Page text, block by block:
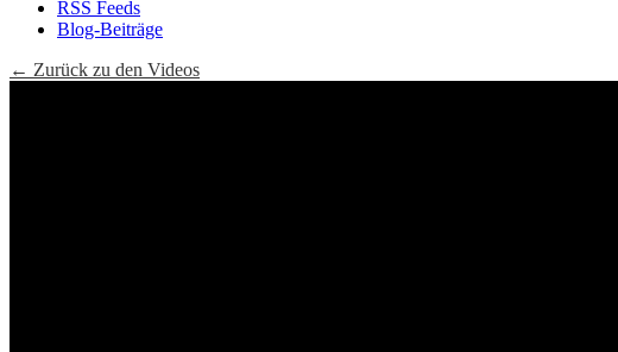
RSS Feeds
Blog-Beiträge
← Zurück zu den Videos